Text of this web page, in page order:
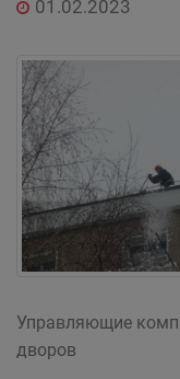
01.02.2023
Управляющие
дворов